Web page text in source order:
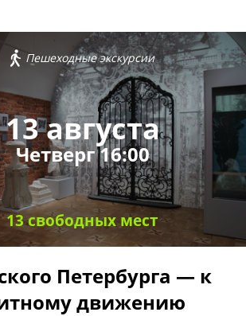
Пешеходные экскурсии
13 августа
Четверг 16:00
13 свободных мест
Петербурга — к
движению